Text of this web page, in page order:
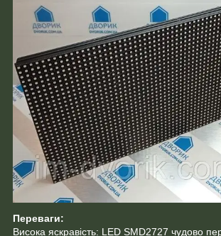
Переваги:
Висока яскравість: LED SMD2727 чудово